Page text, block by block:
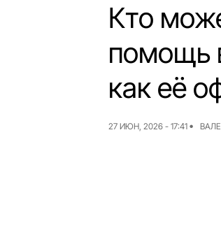
Кто
помощь
как её
27 ИЮН, 2026 - 17:41